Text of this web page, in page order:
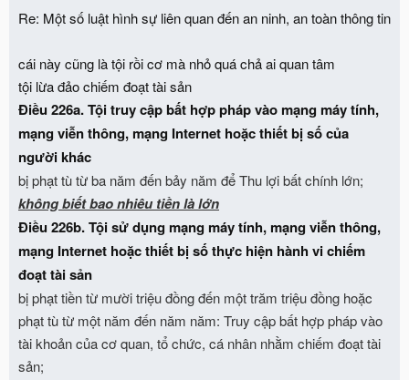
Re: Một số luật hình sự liên quan đến an ninh, an toàn thông tin
cái này cũng là tội rồi cơ mà nhỏ quá chả ai quan tâm
tội lừa đảo chiếm đoạt tài sản
Điều 226a. Tội truy cập bất hợp pháp vào mạng máy tính,
mạng viễn thông, mạng Internet hoặc thiết bị số của
người khác
bị phạt tù từ ba năm đến bảy năm đểThu lợi bất chính lớn;
không biết bao nhiêu tiền là lớn
Điều 226b. Tội sử dụng mạng máy tính, mạng viễn thông,
mạng Internet hoặc thiết bị số thực hiện hành vi chiếm
đoạt tài sản
bị phạt tiền từ mười triệu đồng đến một trăm triệu đồng hoặc
phạt tù từ một năm đến năm năm: Truy cập bất hợp pháp vào
tài khoản của cơ quan, tổ chức, cá nhân nhằm chiếm đoạt tài
sản;